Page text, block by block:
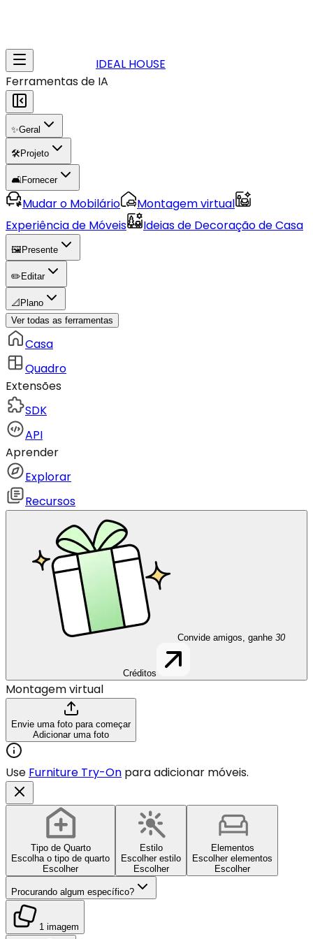
IDEAL HOUSE
Ferramentas de IA
✨Geral
🛠️Projeto
🛋️Fornecer
Mudar o Mobilário
Montagem virtual
Experiência de Móveis
Ideias de Decoração de Casa
🖼️ Presente
✏️ Editar
📐 Plano
Ver todas as ferramentas
Casa
Quadro
Extensões
SDK
API
Aprender
Explorar
Recursos
Convide amigos, ganhe 30
Créditos
Montagem virtual
Envie uma foto para começar
Adicionar uma foto
Use Furniture Try-On para adicionar móveis.
Tipo de Quarto
Escolha o tipo de quarto
Escolher
Estilo
Escolher estilo
Escolher
Elementos
Escolher elementos
Escolher
Procurando algum específico?
1 imagem